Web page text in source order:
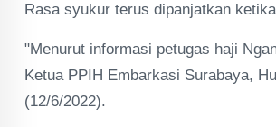
Rasa syukur terus dipanjatkan
"Menurut informasi petugas haji
Ketua PPIH Embarkasi Surabaya,
(12/6/2022).